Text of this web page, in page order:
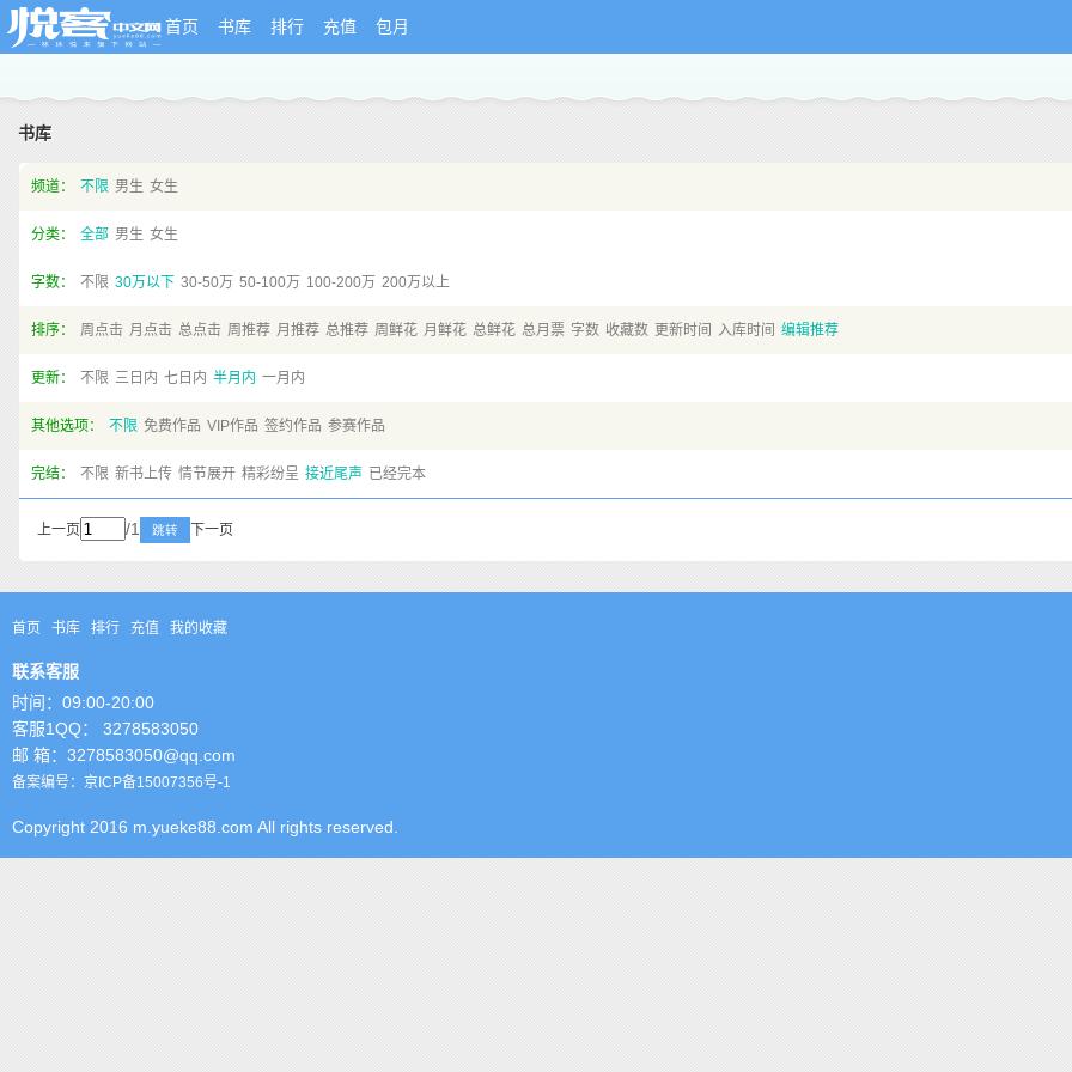
首页 书库 排行 充值 包月
书库
频道： 不限 男生 女生
分类： 全部 男生 女生
字数： 不限 30万以下 30-50万 50-100万 100-200万 200万以上
排序： 周点击 月点击 总点击 周推荐 月推荐 总推荐 周鲜花 月鲜花 总鲜花 总月票 字数 收藏数 更新时间 入库时间 编辑推荐
更新： 不限 三日内 七日内 半月内 一月内
其他选项： 不限 免费作品 VIP作品 签约作品 参赛作品
完结： 不限 新书上传 情节展开 精彩纷呈 接近尾声 已经完本
上一页 /1 跳转 下一页
首页 书库 排行 充值 我的收藏
联系客服
时间：09:00-20:00
客服1QQ： 3278583050
邮 箱：3278583050@qq.com
备案编号：京ICP备15007356号-1
Copyright 2016 m.yueke88.com All rights reserved.